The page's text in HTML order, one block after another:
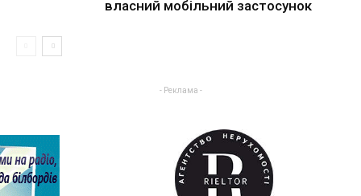
власний мобільний застосунок
- Реклама -